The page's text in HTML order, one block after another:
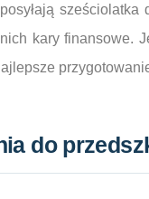
kary finansowe.
do